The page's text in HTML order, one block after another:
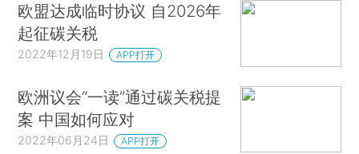
欧盟达成临时协议 自2026年
起征碳关税
2022年12月19日 APP打开
欧洲议会“一读”通过碳关税提
案 中国如何应对
2022年06月24日 APP打开